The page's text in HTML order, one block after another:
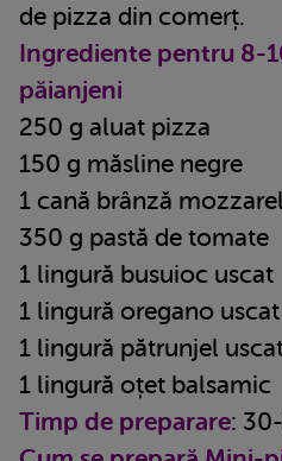
de pizza din comerț.
Ingrediente pentru 8-
păianjeni
250 g aluat pizza
150 g măsline negre
1 cană brânză
350 g pastă de tomate
1 lingură busuioc uscat
1 lingură oregano uscat
1 lingură pătrunjel
1 lingură oțet balsamic
Timp de preparare: